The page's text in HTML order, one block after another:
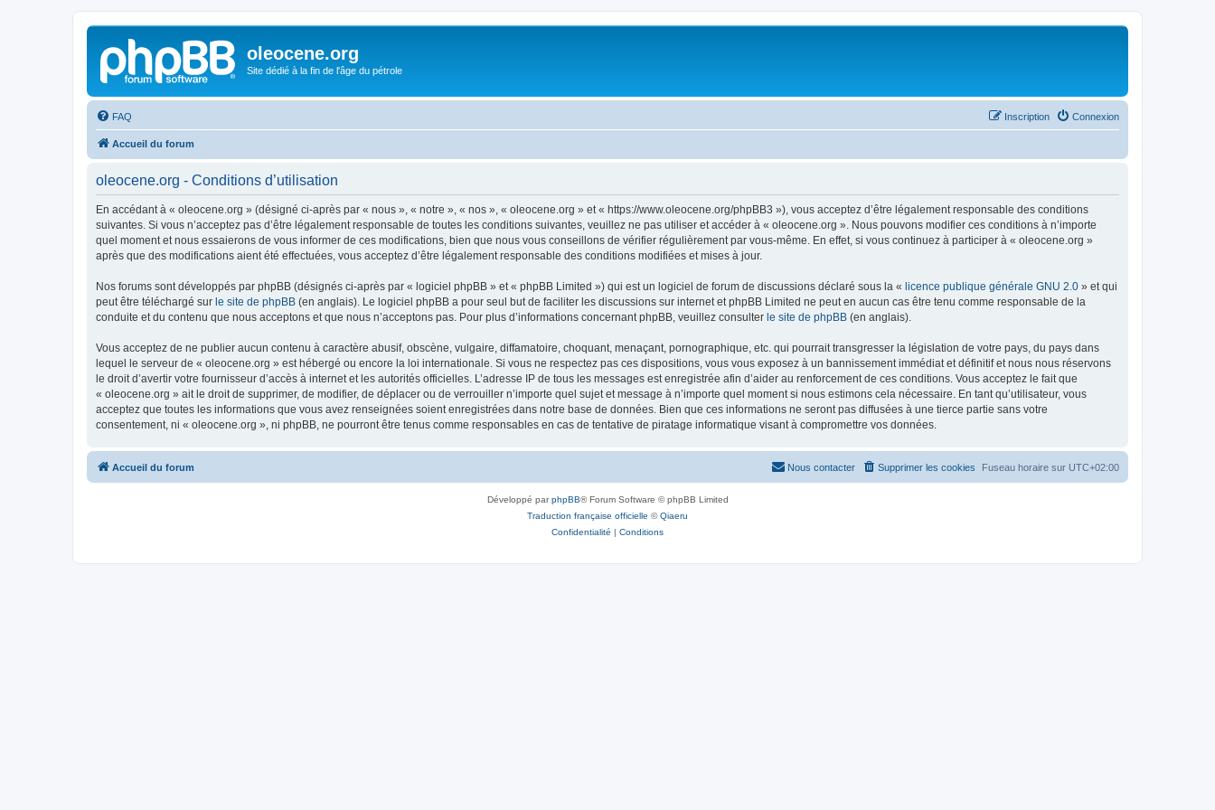
oleocene.org
Site dédié à la fin de l'âge du pétrole
FAQ Connexion
Inscription
Accueil du forum
oleocene.org - Conditions d’utilisation
En accédant à « oleocene.org » (désigné ci-après par « nous », « notre », « nos », « oleocene.org » et « https://www.oleocene.org/phpBB3 »), vous acceptez d’être légalement responsable des conditions
suivantes. Si vous n’acceptez pas d’être légalement responsable de toutes les conditions suivantes, veuillez ne pas utiliser et accéder à « oleocene.org ». Nous pouvons modifier ces conditions à n’importe
quel moment et nous essaierons de vous informer de ces modifications, bien que nous vous conseillons de vérifier régulièrement par vous-même. En effet, si vous continuez à participer à « oleocene.org »
après que des modifications aient été effectuées, vous acceptez d’être légalement responsable des conditions modifiées et mises à jour.
Nos forums sont développés par phpBB (désignés ci-après par « logiciel phpBB » et « phpBB Limited ») qui est un logiciel de forum de discussions déclaré sous la « licence publique générale GNU 2.0 » et qui
peut être téléchargé sur le site de phpBB (en anglais). Le logiciel phpBB a pour seul but de faciliter les discussions sur internet et phpBB Limited ne peut en aucun cas être tenu comme responsable de la
conduite et du contenu que nous acceptons et que nous n’acceptons pas. Pour plus d’informations concernant phpBB, veuillez consulter le site de phpBB (en anglais).
Vous acceptez de ne publier aucun contenu à caractère abusif, obscène, vulgaire, diffamatoire, choquant, menaçant, pornographique, etc. qui pourrait transgresser la législation de votre pays, du pays dans
lequel le serveur de « oleocene.org » est hébergé ou encore la loi internationale. Si vous ne respectez pas ces dispositions, vous vous exposez à un bannissement immédiat et définitif et nous nous réservons
le droit d’avertir votre fournisseur d’accès à internet et les autorités officielles. L’adresse IP de tous les messages est enregistrée afin d’aider au renforcement de ces conditions. Vous acceptez le fait que
« oleocene.org » ait le droit de supprimer, de modifier, de déplacer ou de verrouiller n’importe quel sujet et message à n’importe quel moment si nous estimons cela nécessaire. En tant qu’utilisateur, vous
acceptez que toutes les informations que vous avez renseignées soient enregistrées dans notre base de données. Bien que ces informations ne seront pas diffusées à une tierce partie sans votre
consentement, ni « oleocene.org », ni phpBB, ne pourront être tenus comme responsables en cas de tentative de piratage informatique visant à compromettre vos données.
Accueil du forum Fuseau horaire sur UTC+02:00
Supprimer les cookies
Nous contacter
Développé parphpBB® Forum Software © phpBB Limited
Traduction française officielle ©Qiaeru
Confidentialité | Conditions